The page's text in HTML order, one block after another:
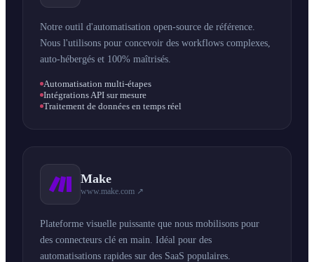
Notre outil d'automatisation open-source de référence.
Nous l'utilisons pour concevoir des workflows complexes,
auto-hébergés et 100% maîtrisés.
Automatisation multi-étapes
Intégrations API sur mesure
Traitement de données en temps réel
Make
www.make.com ↗
Plateforme visuelle puissante que nous mobilisons pour
des connecteurs clé en main. Idéal pour des
automatisations rapides sur des SaaS populaires.